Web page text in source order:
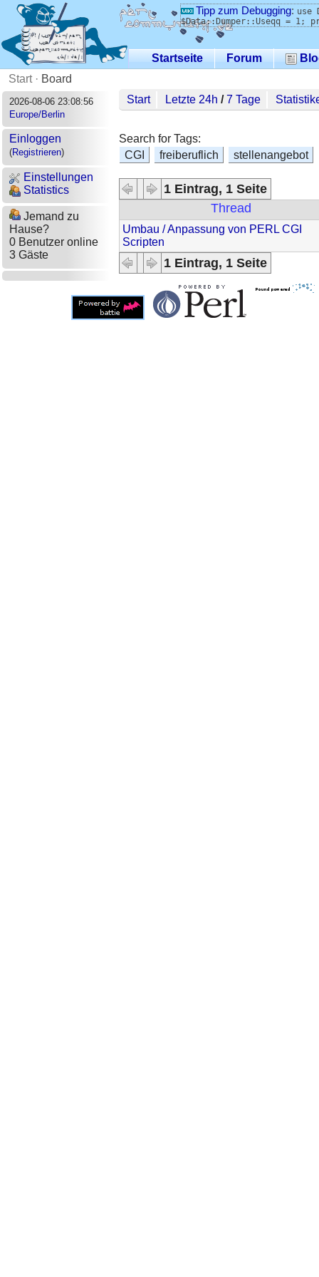
Tipp zum Debugging: use
$Data::Dumper::Useqq = 1;
Startseite Forum
Start· Board
2026-08-06 23:08:56
Europe/Berlin
Einloggen
(Registrieren)
Einstellungen
Statistics
Jemand zu
Hause?
0 Benutzer online
3 Gäste
Start Letzte 24h /7 Tage
Search for Tags:
CGI
freiberuflich stellenangebot
1 Eintrag, 1 Seite
Thread
Umbau / Anpassung von PERL CGI
Scripten
1 Eintrag, 1 Seite